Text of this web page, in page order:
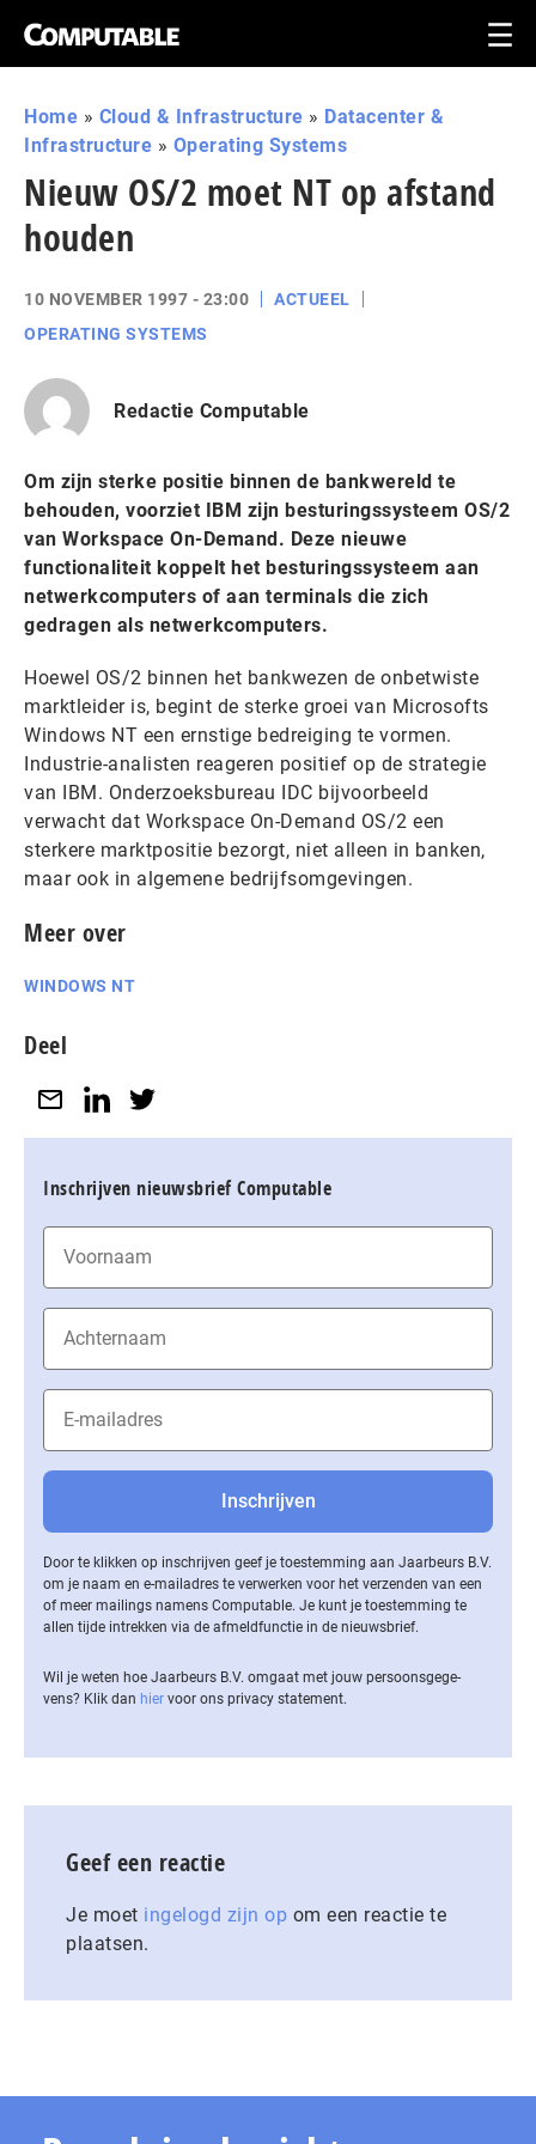
Home » Cloud & Infrastructure » Datacenter &
Infrastructure » Operating Systems
Nieuw OS/2 moet NT op afstand
houden
10 NOVEMBER 1997 - 23:00
ACTUEEL
OPERATING SYSTEMS
Redactie Computable
Om zijn sterke positie binnen de bankwereld te
behouden, voorziet IBM zijn besturingssysteem OS/2
van Workspace On-Demand. Deze nieuwe
functionaliteit koppelt het besturingssysteem aan
netwerkcomputers of aan terminals die zich
gedragen als netwerkcomputers.
Hoewel OS/2 binnen het bankwezen de onbetwiste
marktleider is, begint de sterke groei van Microsofts
Windows NT een ernstige bedreiging te vormen.
Industrie-analisten reageren positief op de strategie
van IBM. Onderzoeksbureau IDC bijvoorbeeld
verwacht dat Workspace On-Demand OS/2 een
sterkere marktpositie bezorgt, niet alleen in banken,
maar ook in algemene bedrijfsomgevingen.
Meer over
WINDOWS NT
Deel
Inschrijven nieuwsbrief Computable
Door te klikken op inschrijven geef je toestemming aan Jaarbeurs B.V.
om je naam en e-mailadres te verwerken voor het verzenden van een
of meer mailings namens Computable. Je kunt je toestemming te
allen tijde intrekken via de af­meld­func­tie in de nieuwsbrief.
Wil je weten hoe Jaarbeurs B.V. omgaat met jouw per­soons­ge­ge­
vens? Klik dan hier voor ons privacy statement.
Geef een reactie
Je moet ingelogd zijn op om een reactie te
plaatsen.